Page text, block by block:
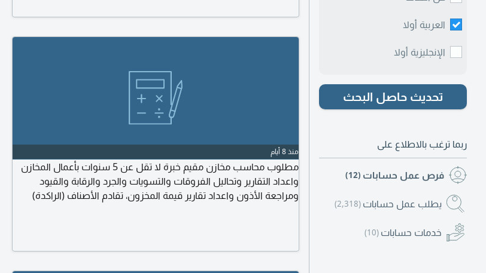
العربية أولا
الإنجليزية أولا
تحديث حاصل البحث
ربما ترغب بالاطلاع على
فرص عمل حسابات (12)
يطلب عمل حسابات (2,318)
خدمات حسابات (10)
منذ 8 أيام
مطلوب محاسب مخازن مقيم خبرة لا تقل عن 5 سنوات بأعمال المخازن
واعداد التقارير وتحاليل الفروقات والتسويات والجرد والرقابة والقيود
ومراجعة الأذون واعداد تقارير قيمة المخزون، تقادم الأصناف (الراكدة)